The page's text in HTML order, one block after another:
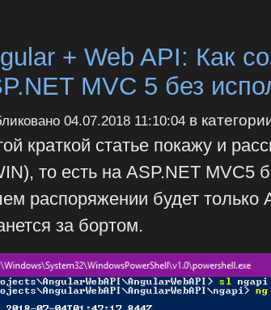
+ Web API: Как
MVC 5 без
04.07.2018 11:10:04в
краткой статье покажу и
то есть на ASP.NET MVC5
распоряжении будет только
за бортом.